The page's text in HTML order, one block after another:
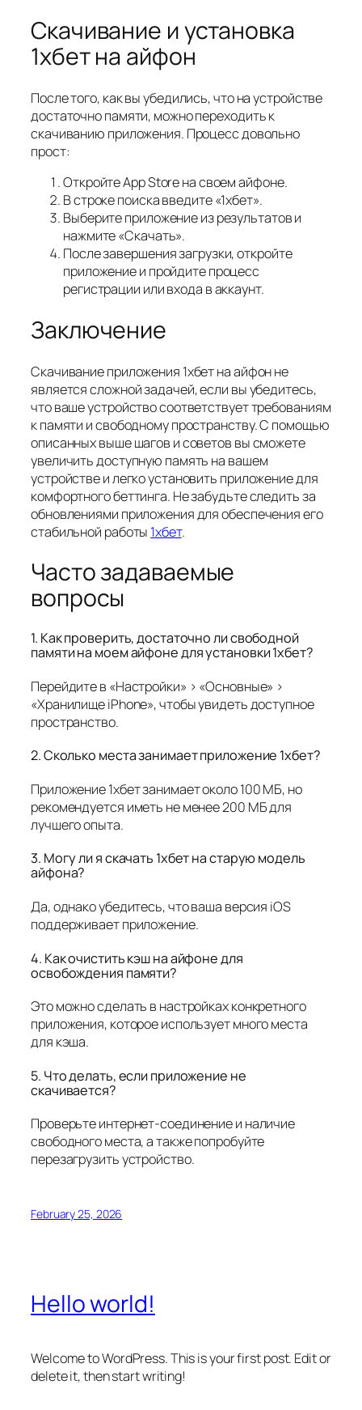
Скачивание и установка
1хбет на айфон
После того, как вы убедились, что на устройстве
достаточно памяти, можно переходить к
скачиванию приложения. Процесс довольно
прост:
Откройте App Store на своем айфоне.
В строке поиска введите «1хбет».
Выберите приложение из результатов и
нажмите «Скачать».
После завершения загрузки, откройте
приложение и пройдите процесс
регистрации или входа в аккаунт.
Заключение
Скачивание приложения 1хбет на айфон не
является сложной задачей, если вы убедитесь,
что ваше устройство соответствует требованиям
к памяти и свободному пространству. С помощью
описанных выше шагов и советов вы сможете
увеличить доступную память на вашем
устройстве и легко установить приложение для
комфортного беттинга. Не забудьте следить за
обновлениями приложения для обеспечения его
стабильной работы 1хбет.
Часто задаваемые
вопросы
1. Как проверить, достаточно ли свободной
памяти на моем айфоне для установки 1хбет?
Перейдите в «Настройки» > «Основные» >
«Хранилище iPhone», чтобы увидеть доступное
пространство.
2. Сколько места занимает приложение 1хбет?
Приложение 1хбет занимает около 100 МБ, но
рекомендуется иметь не менее 200 МБ для
лучшего опыта.
3. Могу ли я скачать 1хбет на старую модель
айфона?
Да, однако убедитесь, что ваша версия iOS
поддерживает приложение.
4. Как очистить кэш на айфоне для
освобождения памяти?
Это можно сделать в настройках конкретного
приложения, которое использует много места
для кэша.
5. Что делать, если приложение не
скачивается?
Проверьте интернет-соединение и наличие
свободного места, а также попробуйте
перезагрузить устройство.
February 25, 2026
Hello world!
Welcome to WordPress. This is your first post. Edit or
delete it, then start writing!